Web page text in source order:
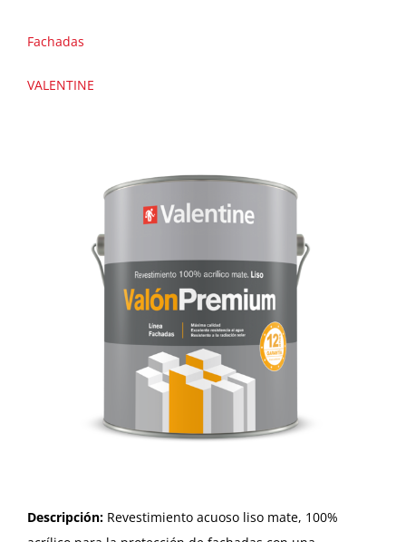
Fachadas
VALENTINE
Descripción: Revestimiento acuoso liso mate, 100%